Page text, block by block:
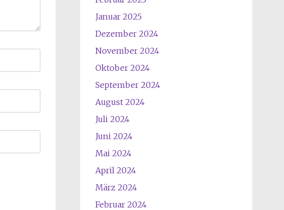
Januar 2025
Dezember 2024
November 2024
Oktober 2024
September 2024
August 2024
Juli 2024
Juni 2024
Mai 2024
April 2024
März 2024
Februar 2024